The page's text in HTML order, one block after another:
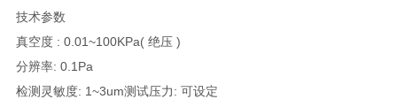
技术参数
真空度: 0.01~100KPa( 绝压)
分辨率: 0.1Pa
检测灵敏度: 1~3um测试压力: 可设定